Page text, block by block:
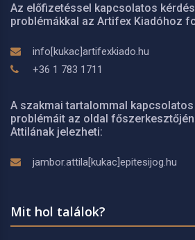
Az előfizetéssel kapcsolatos
problémákkal az Artifex Kiadóhoz
info[kukac]artifexkiado.hu
+36 1 783 1711
A szakmai tartalommal
problémáit az oldal
Attilának jelezheti:
jambor.attila[kukac]epitesijog.hu
Mit hol találok?